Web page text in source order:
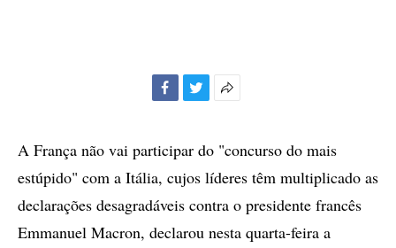
compartilhamento
A França não vai participar do "concurso do mais
estúpido" com a Itália, cujos líderes têm multiplicado as
declarações desagradáveis contra o presidente francês
Emmanuel Macron, declarou nesta quarta-feira a